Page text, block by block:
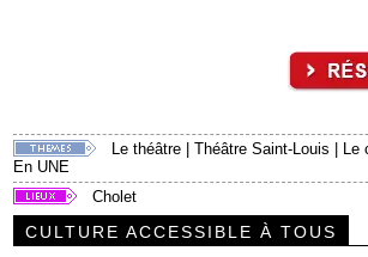
Le théâtre |Théâtre Saint-Louis | Le
En UNE
Cholet
CULTURE ACCESSIBLE À TOUS